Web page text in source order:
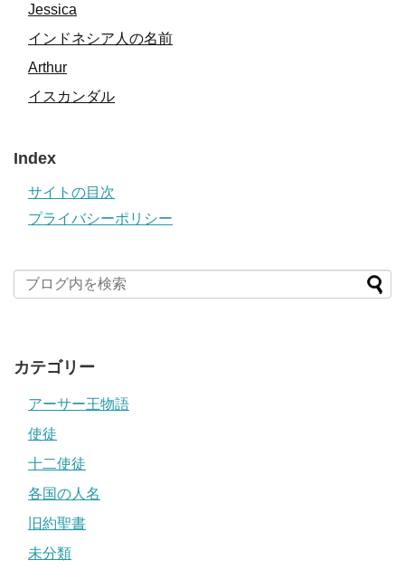
Jessica
インドネシア人の名前
Arthur
イスカンダル
Index
サイトの目次
プライバシーポリシー
カテゴリー
アーサー王物語
使徒
十二使徒
各国の人名
旧約聖書
未分類